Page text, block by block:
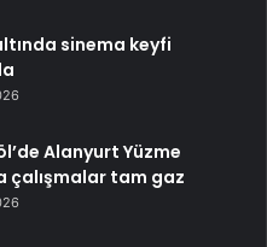
sinema keyfi
Alanyurt Yüzme
çalışmalar tam gaz